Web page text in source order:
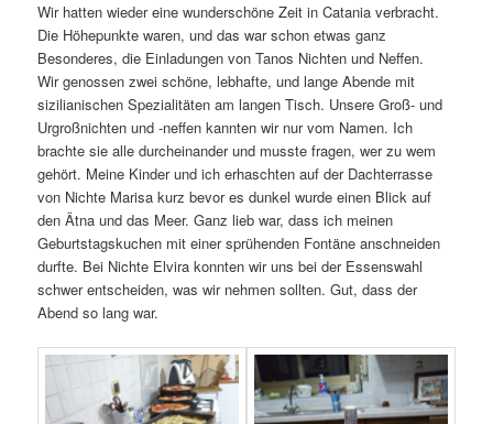
Wir hatten wieder eine wunderschöne Zeit in Catania verbracht.
Die Höhepunkte waren, und das war schon etwas ganz
Besonderes, die Einladungen von Tanos Nichten und Neffen.
Wir genossen zwei schöne, lebhafte, und lange Abende mit
sizilianischen Spezialitäten am langen Tisch. Unsere Groß- und
Urgroßnichten und -neffen kannten wir nur vom Namen. Ich
brachte sie alle durcheinander und musste fragen, wer zu wem
gehört. Meine Kinder und ich erhaschten auf der Dachterrasse
von Nichte Marisa kurz bevor es dunkel wurde einen Blick auf
den Ätna und das Meer. Ganz lieb war, dass ich meinen
Geburtstagskuchen mit einer sprühenden Fontäne anschneiden
durfte. Bei Nichte Elvira konnten wir uns bei der Essenswahl
schwer entscheiden, was wir nehmen sollten. Gut, dass der
Abend so lang war.